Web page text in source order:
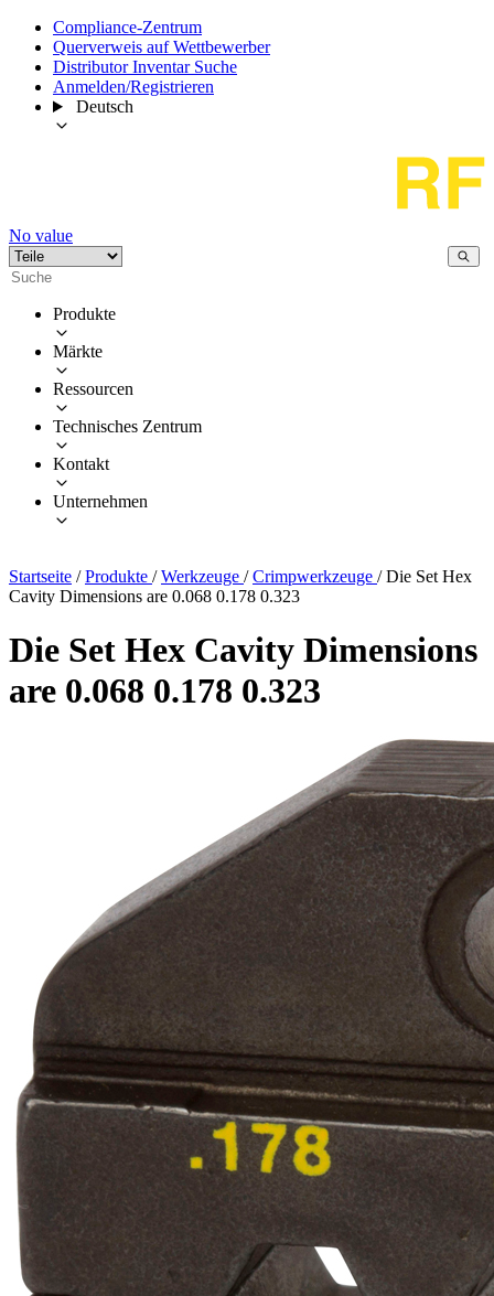
Compliance-Zentrum
Querverweis auf Wettbewerber
Distributor Inventar Suche
Anmelden/Registrieren
Deutsch
No value
Produkte
Märkte
Ressourcen
Technisches Zentrum
Kontakt
Unternehmen
Startseite / Produkte / Werkzeuge / Crimpwerkzeuge / Die Set Hex
Cavity Dimensions are 0.068 0.178 0.323
Die Set Hex Cavity Dimensions
are 0.068 0.178 0.323